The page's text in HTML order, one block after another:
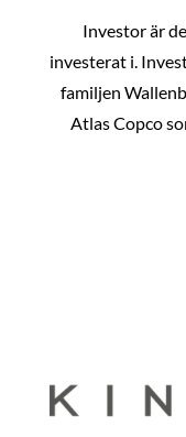
Investor är
investerat i.
familjen
Atlas Copco